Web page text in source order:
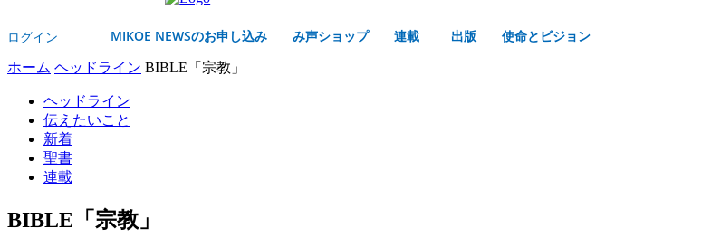
ログイン MIKOE NEWSのお申し込み み声ショップ 連載 出版 使命とビジョン
ホーム ヘッドライン BIBLE「宗教」
ヘッドライン
伝えたいこと
新着
聖書
連載
BIBLE「宗教」